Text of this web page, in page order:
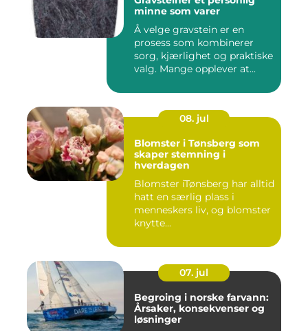
minne som varer
Å velge gravstein er en
prosess som kombinerer
sorg, kjærlighet og praktiske
valg. Mange opplever at...
08. jul
Blomster i Tønsberg som
skaper stemning i
hverdagen
Blomster iTønsberg har alltid
hatt en særlig plass i
menneskers liv, og blomster
knytte...
07. jul
Begroing i norske farvann:
Årsaker, konsekvenser og
løsninger